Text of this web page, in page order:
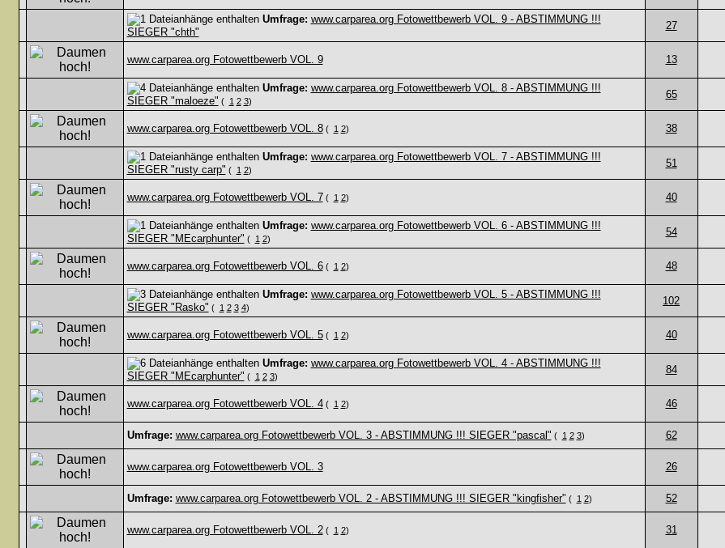
Umfrage: www.carparea.org Fotowettbewerb VOL. 9 - ABSTIMMUNG !!!
SIEGER "chth"
27
www.carparea.org Fotowettbewerb VOL. 9 13
Umfrage: www.carparea.org Fotowettbewerb VOL. 8 - ABSTIMMUNG !!!
SIEGER "maloeze" ( 1 2 3)
65
www.carparea.org Fotowettbewerb VOL. 8( 1 2) 38
Umfrage: www.carparea.org Fotowettbewerb VOL. 7 - ABSTIMMUNG !!!
SIEGER "rusty carp" ( 1 2)
51
www.carparea.org Fotowettbewerb VOL. 7( 1 2) 40
Umfrage: www.carparea.org Fotowettbewerb VOL. 6 - ABSTIMMUNG !!!
SIEGER "MEcarphunter" ( 1 2)
54
www.carparea.org Fotowettbewerb VOL. 6( 1 2) 48
Umfrage: www.carparea.org Fotowettbewerb VOL. 5 - ABSTIMMUNG !!!
SIEGER "Rasko" ( 1 2 3 4)
102
www.carparea.org Fotowettbewerb VOL. 5( 1 2) 40
Umfrage: www.carparea.org Fotowettbewerb VOL. 4 - ABSTIMMUNG !!!
SIEGER "MEcarphunter" ( 1 2 3)
84
www.carparea.org Fotowettbewerb VOL. 4( 1 2) 46
Umfrage: www.carparea.org Fotowettbewerb VOL. 3 - ABSTIMMUNG !!! SIEGER "pascal" ( 1 2 3) 62
www.carparea.org Fotowettbewerb VOL. 3 26
Umfrage: www.carparea.org Fotowettbewerb VOL. 2 - ABSTIMMUNG !!! SIEGER "kingfisher" ( 1 2) 52
www.carparea.org Fotowettbewerb VOL. 2( 1 2) 31